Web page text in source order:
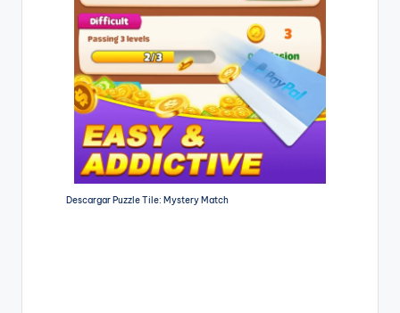
Descargar Puzzle Tile: Mystery Match